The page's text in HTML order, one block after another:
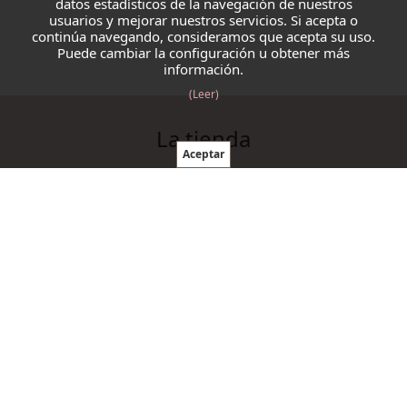
datos estadísticos de la navegación de nuestros
usuarios y mejorar nuestros servicios. Si acepta o
continúa navegando, consideramos que acepta su uso.
Puede cambiar la configuración u obtener más
información.
(Leer)
La tienda
Blazmo